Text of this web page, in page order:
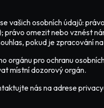
vašich osobních údajů:
právo omezit nebo vznést
pokud je zpracování
orgánu pro ochranu
místní dozorový orgán.
nás na adrese